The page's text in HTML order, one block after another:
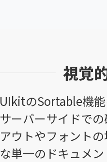
視覚
UIkitのSortable機能
サーバーサイドで
アウトやフォント
な単一のドキュメン